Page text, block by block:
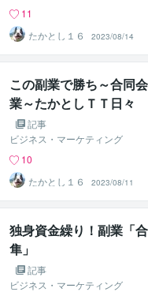
11
たかとし１６
2023/08/14
この副業で勝ち～合同
業～たかとしＴＴ日々
記事
ビジネス・マーケティング
10
たかとし１６
2023/08/11
独身資金繰り！副業「
隼」
記事
ビジネス・マーケティング